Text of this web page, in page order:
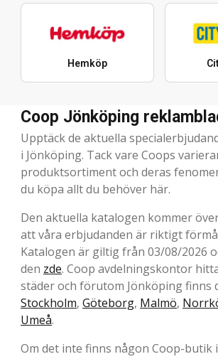
Hemköp
Coop Jönköping
Upptäck de aktuella
i Jönköping. Tack vare Coops
produktsortiment och deras
du köpa allt du behöver här.
Den aktuella katalogen kommer
att våra erbjudanden är riktigt
Katalogen är giltig från 03/08/2026
den zde. Coop avdelningskontor
städer och förutom Jönköping finns
Stockholm, Göteborg, Malmö,
Umeå.
Om det inte finns någon Coop-butik